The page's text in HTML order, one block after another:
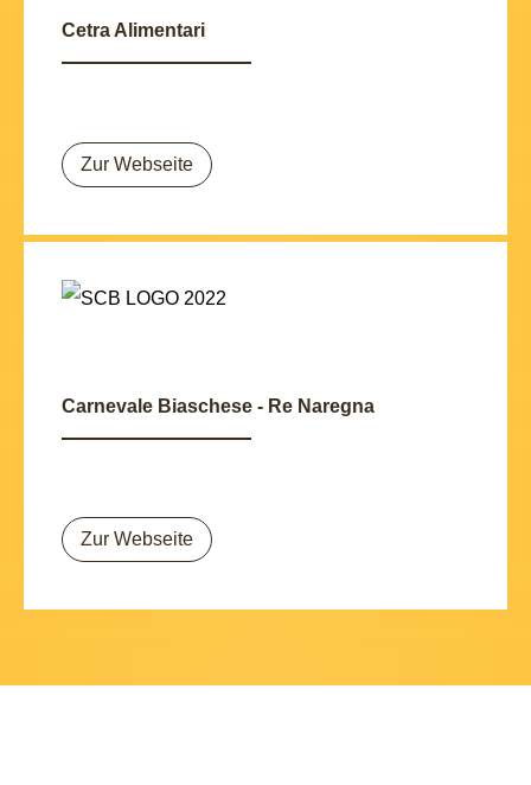
Cetra Alimentari
Zur Webseite
Carnevale Biaschese - Re Naregna
Zur Webseite